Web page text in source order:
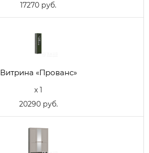
17270 руб.
Витрина «Прованс»
x 1
20290 руб.